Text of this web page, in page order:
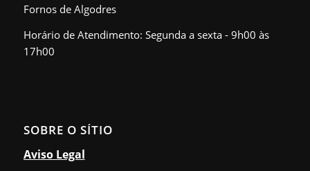
Fornos de Algodres
Horário de Atendimento: Segunda a sexta - 9h00 às
17h00
SOBRE O SÍTIO
Aviso Legal